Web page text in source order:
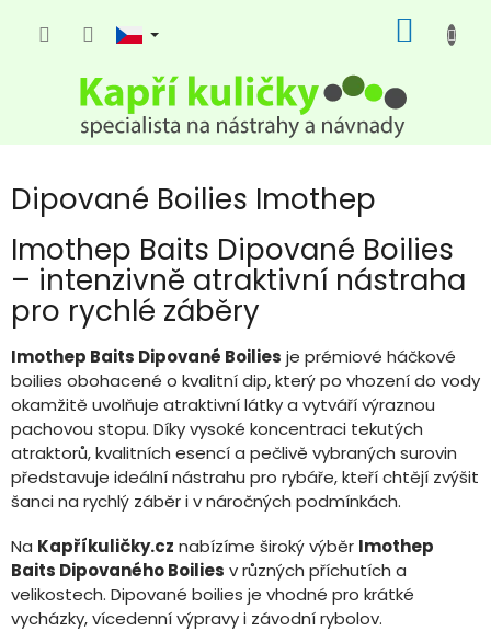
KOŠÍK
Dipované Boilies Imothep
Imothep Baits Dipované Boilies
– intenzivně atraktivní nástraha
pro rychlé záběry
Imothep Baits Dipované Boilies je prémiové háčkové
boilies obohacené o kvalitní dip, který po vhození do vody
okamžitě uvolňuje atraktivní látky a vytváří výraznou
pachovou stopu. Díky vysoké koncentraci tekutých
atraktorů, kvalitních esencí a pečlivě vybraných surovin
představuje ideální nástrahu pro rybáře, kteří chtějí zvýšit
šanci na rychlý záběr i v náročných podmínkách.
Na Kapříkuličky.cz nabízíme široký výběr Imothep
Baits Dipovaného Boilies v různých příchutích a
velikostech. Dipované boilies je vhodné pro krátké
vycházky, vícedenní výpravy i závodní rybolov.